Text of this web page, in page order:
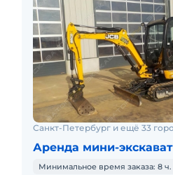
Санкт-Петербург и ещё 33
Аренда мини-
Минимальное время заказа: 8 ч.